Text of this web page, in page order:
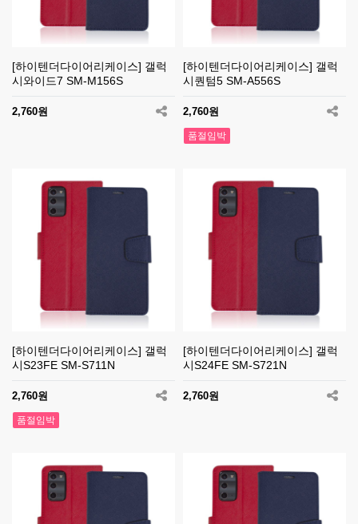
[하이텐더다이어리케이스] 갤럭
시와이드7 SM-M156S
2,760원
[하이텐더다이어리케이스] 갤럭
시퀀텀5 SM-A556S
2,760원
품절임박
[하이텐더다이어리케이스] 갤럭
시S23FE SM-S711N
2,760원
품절임박
[하이텐더다이어리케이스] 갤럭
시S24FE SM-S721N
2,760원